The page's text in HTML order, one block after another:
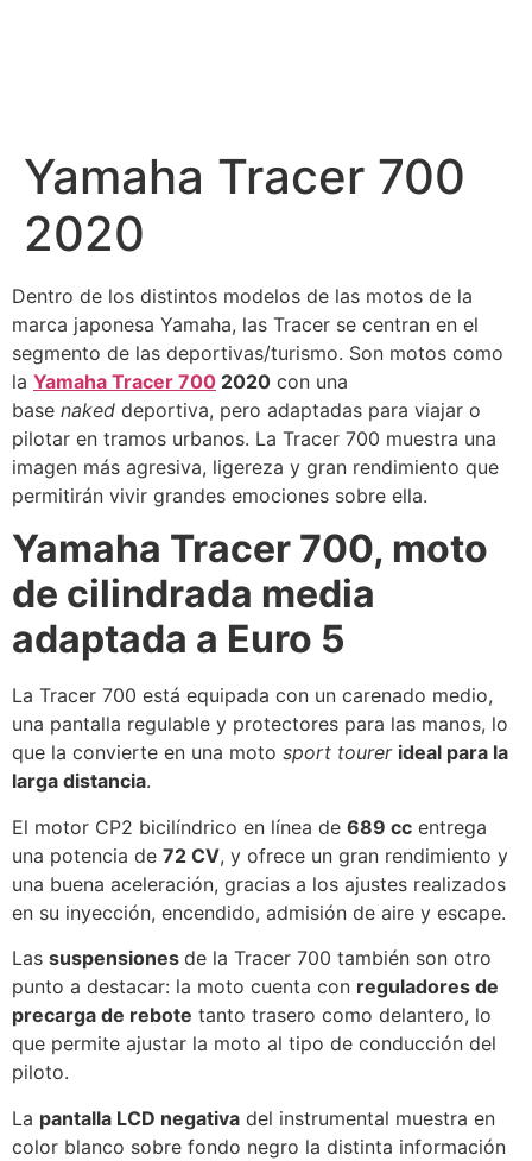
Yamaha Tracer 700
2020
Dentro de los distintos modelos de las motos de la
marca japonesa Yamaha, las Tracer se centran en el
segmento de las deportivas/turismo. Son motos como
la Yamaha Tracer 700 2020 con una
base naked deportiva, pero adaptadas para viajar o
pilotar en tramos urbanos. La Tracer 700 muestra una
imagen más agresiva, ligereza y gran rendimiento que
permitirán vivir grandes emociones sobre ella.
Yamaha Tracer 700, moto
de cilindrada media
adaptada a Euro 5
La Tracer 700 está equipada con un carenado medio,
una pantalla regulable y protectores para las manos, lo
que la convierte en una moto sport tourer ideal para la
larga distancia.
El motor CP2 bicilíndrico en línea de 689 cc entrega
una potencia de 72 CV, y ofrece un gran rendimiento y
una buena aceleración, gracias a los ajustes realizados
en su inyección, encendido, admisión de aire y escape.
Las suspensiones de la Tracer 700 también son otro
punto a destacar: la moto cuenta con reguladores de
precarga de rebote tanto trasero como delantero, lo
que permite ajustar la moto al tipo de conducción del
piloto.
La pantalla LCD negativa del instrumental muestra en
color blanco sobre fondo negro la distinta información